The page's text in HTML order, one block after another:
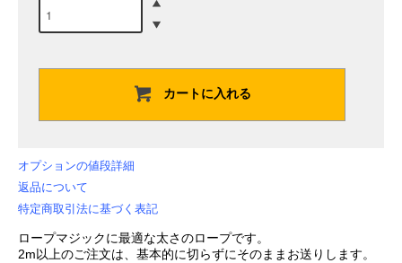
カートに入れる
オプションの値段詳細
返品について
特定商取引法に基づく表記
ロープマジックに最適な太さのロープです。
2m以上のご注文は、基本的に切らずにそのままお送りします。